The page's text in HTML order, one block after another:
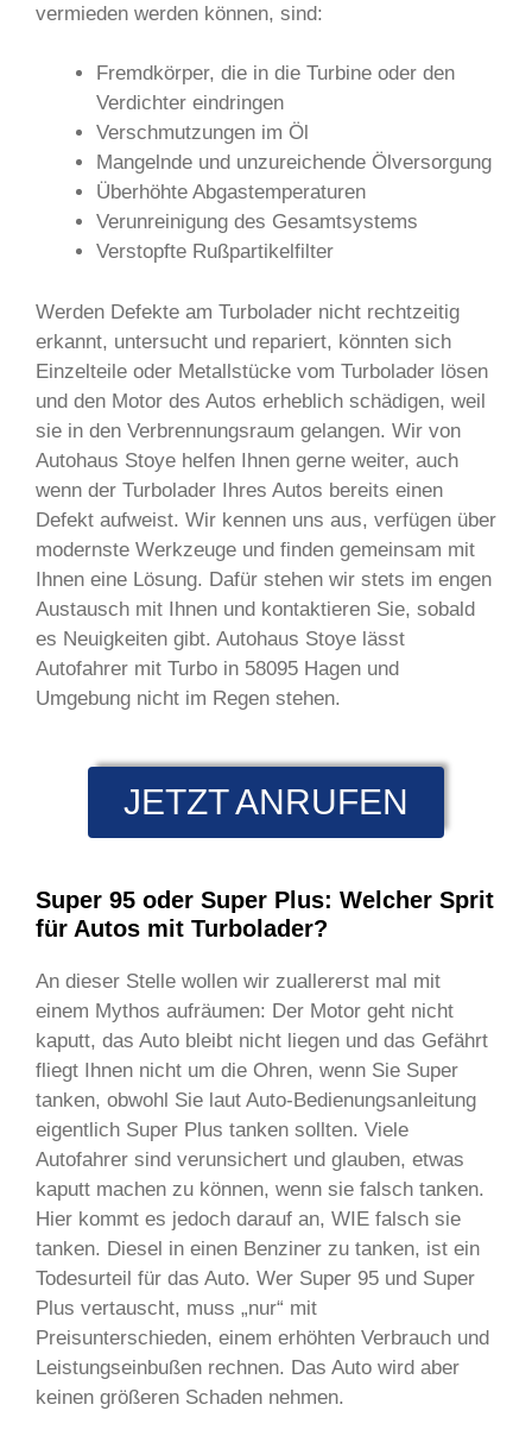
vermieden werden können, sind:
Fremdkörper, die in die Turbine oder den
Verdichter eindringen
Verschmutzungen im Öl
Mangelnde und unzureichende Ölversorgung
Überhöhte Abgastemperaturen
Verunreinigung des Gesamtsystems
Verstopfte Rußpartikelfilter
Werden Defekte am Turbolader nicht rechtzeitig
erkannt, untersucht und repariert, könnten sich
Einzelteile oder Metallstücke vom Turbolader lösen
und den Motor des Autos erheblich schädigen, weil
sie in den Verbrennungsraum gelangen. Wir von
Autohaus Stoye helfen Ihnen gerne weiter, auch
wenn der Turbolader Ihres Autos bereits einen
Defekt aufweist. Wir kennen uns aus, verfügen über
modernste Werkzeuge und finden gemeinsam mit
Ihnen eine Lösung. Dafür stehen wir stets im engen
Austausch mit Ihnen und kontaktieren Sie, sobald
es Neuigkeiten gibt. Autohaus Stoye lässt
Autofahrer mit Turbo in 58095 Hagen und
Umgebung nicht im Regen stehen.
JETZT ANRUFEN
Super 95 oder Super Plus: Welcher Sprit
für Autos mit Turbolader?
An dieser Stelle wollen wir zuallererst mal mit
einem Mythos aufräumen: Der Motor geht nicht
kaputt, das Auto bleibt nicht liegen und das Gefährt
fliegt Ihnen nicht um die Ohren, wenn Sie Super
tanken, obwohl Sie laut Auto-Bedienungsanleitung
eigentlich Super Plus tanken sollten. Viele
Autofahrer sind verunsichert und glauben, etwas
kaputt machen zu können, wenn sie falsch tanken.
Hier kommt es jedoch darauf an, WIE falsch sie
tanken. Diesel in einen Benziner zu tanken, ist ein
Todesurteil für das Auto. Wer Super 95 und Super
Plus vertauscht, muss „nur“ mit
Preisunterschieden, einem erhöhten Verbrauch und
Leistungseinbußen rechnen. Das Auto wird aber
keinen größeren Schaden nehmen.